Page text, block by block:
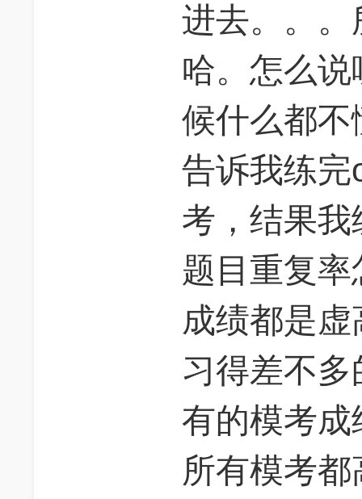
进去。。
哈。怎么
候什么都
告诉我练完
考，结果
题目重复
成绩都是
习得差不
有的模考
所有模考